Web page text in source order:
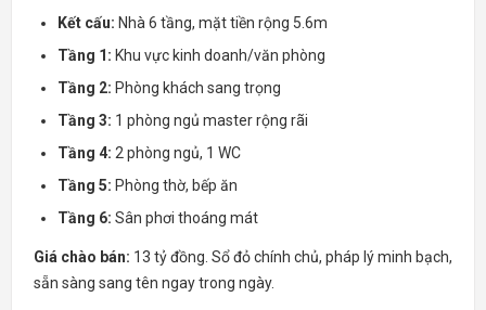
Kết cấu: Nhà 6 tầng, mặt tiền rộng 5.6m
Tầng 1: Khu vực kinh doanh/văn phòng
Tầng 2: Phòng khách sang trọng
Tầng 3: 1 phòng ngủ master rộng rãi
Tầng 4: 2 phòng ngủ, 1 WC
Tầng 5: Phòng thờ, bếp ăn
Tầng 6: Sân phơi thoáng mát
Giá chào bán: 13 tỷ đồng. Sổ đỏ chính chủ, pháp lý minh bạch,
sẵn sàng sang tên ngay trong ngày.